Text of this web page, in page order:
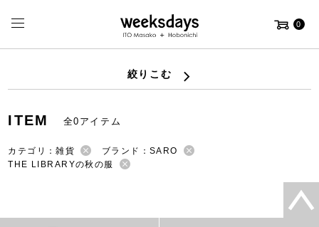
0
絞りこむ
ITEM 全0アイテム
カテゴリ：雑貨
ブランド：SARO
THE LIBRARYの秋の服